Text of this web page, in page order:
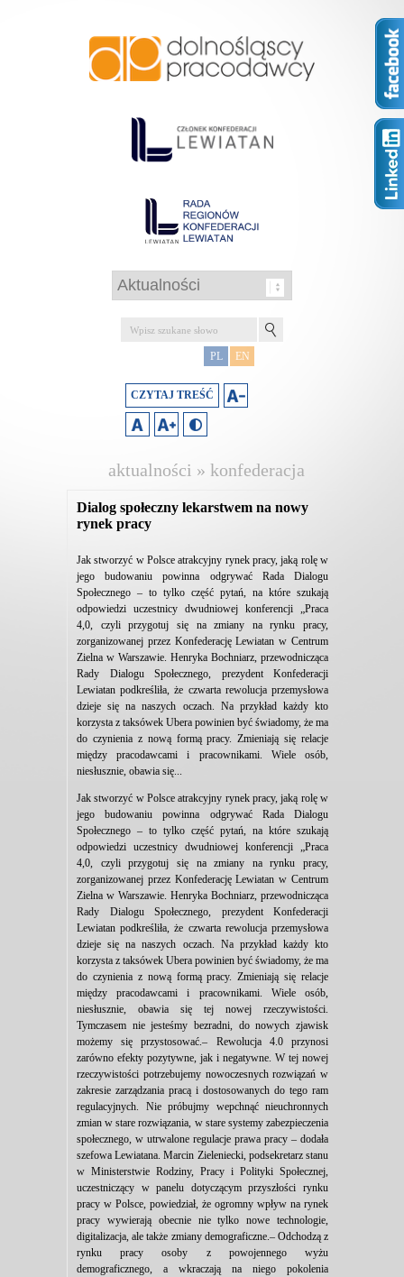
PL EN
CZYTAJ TREŚĆ
aktualności » konfederacja
Dialog społeczny lekarstwem na nowy
rynek pracy
Jak stworzyć w Polsce atrakcyjny rynek pracy, jaką rolę w
jego budowaniu powinna odgrywać Rada Dialogu
Społecznego – to tylko część pytań, na które szukają
odpowiedzi uczestnicy dwudniowej konferencji „Praca
4,0, czyli przygotuj się na zmiany na rynku pracy,
zorganizowanej przez Konfederację Lewiatan w Centrum
Zielna w Warszawie. Henryka Bochniarz, przewodnicząca
Rady Dialogu Społecznego, prezydent Konfederacji
Lewiatan podkreśliła, że czwarta rewolucja przemysłowa
dzieje się na naszych oczach. Na przykład każdy kto
korzysta z taksówek Ubera powinien być świadomy, że ma
do czynienia z nową formą pracy. Zmieniają się relacje
między pracodawcami i pracownikami. Wiele osób,
niesłusznie, obawia się...
Jak stworzyć w Polsce atrakcyjny rynek pracy, jaką rolę w
jego budowaniu powinna odgrywać Rada Dialogu
Społecznego – to tylko część pytań, na które szukają
odpowiedzi uczestnicy dwudniowej konferencji „Praca
4,0, czyli przygotuj się na zmiany na rynku pracy,
zorganizowanej przez Konfederację Lewiatan w Centrum
Zielna w Warszawie. Henryka Bochniarz, przewodnicząca
Rady Dialogu Społecznego, prezydent Konfederacji
Lewiatan podkreśliła, że czwarta rewolucja przemysłowa
dzieje się na naszych oczach. Na przykład każdy kto
korzysta z taksówek Ubera powinien być świadomy, że ma
do czynienia z nową formą pracy. Zmieniają się relacje
między pracodawcami i pracownikami. Wiele osób,
niesłusznie, obawia się tej nowej rzeczywistości.
Tymczasem nie jesteśmy bezradni, do nowych zjawisk
możemy się przystosować.– Rewolucja 4.0 przynosi
zarówno efekty pozytywne, jak i negatywne. W tej nowej
rzeczywistości potrzebujemy nowoczesnych rozwiązań w
zakresie zarządzania pracą i dostosowanych do tego ram
regulacyjnych. Nie próbujmy wepchnąć nieuchronnych
zmian w stare rozwiązania, w stare systemy zabezpieczenia
społecznego, w utrwalone regulacje prawa pracy – dodała
szefowa Lewiatana. Marcin Zieleniecki, podsekretarz stanu
w Ministerstwie Rodziny, Pracy i Polityki Społecznej,
uczestniczący w panelu dotyczącym przyszłości rynku
pracy w Polsce, powiedział, że ogromny wpływ na rynek
pracy wywierają obecnie nie tylko nowe technologie,
digitalizacja, ale także zmiany demograficzne.– Odchodzą z
rynku pracy osoby z powojennego wyżu
demograficznego, a wkraczają na niego pokolenia